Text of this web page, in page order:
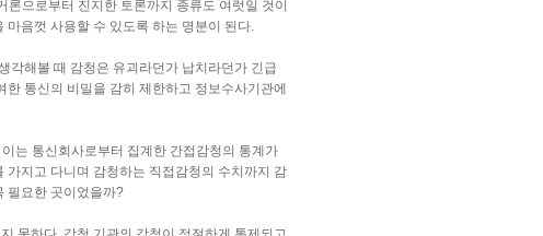
으로부터 진지한 토론까지 종류도 여럿일 것이
음껏 사용할 수 있도록 하는 명분이 된다.
각해볼 때 감청은 유괴라던가 납치라던가 긴급
통신의 비밀을 감히 제한하고 정보수사기관에
는 통신회사로부터 집계한 간접감청의 통계가
지고 다니며 감청하는 직접감청의 수치까지 감
필요한 곳이었을까?